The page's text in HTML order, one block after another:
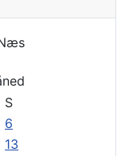
S
6
13